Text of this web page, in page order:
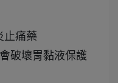
止痛藥
破壞胃黏液保護